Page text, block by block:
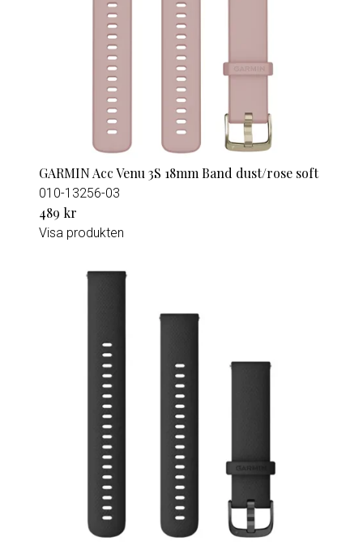
GARMIN Acc Venu 3S 18mm Band dust/rose soft
010-13256-03
489 kr
Visa produkten